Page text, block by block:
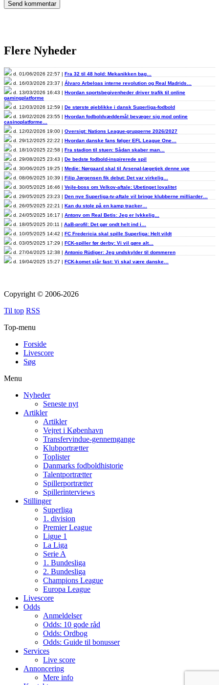
Flere Nyheder
d. 01/06/2026 22:57 | Fra 32 til 48 hold: Mekanikken bag…
d. 16/03/2026 23:37 | Álvaro Arbeloas interne revolution og Real Madrids…
d. 13/03/2026 16:43 | Hvordan sportsbegivenheder driver trafik til online
gamingplatforme
d. 12/03/2026 12:59 | De største øjeblikke i dansk Superliga-fodbold
d. 19/02/2026 23:55 | Hvordan fodboldvæddemål bevæger sig mod online
casinoplatforme…
d. 12/02/2026 19:00 | Oversigt: Nations League-grupperne 2026/2027
d. 29/12/2025 22:22 | Hvordan danske fans følger EFL League One…
d. 18/10/2025 22:58 | Fra stadion til stuen: Sådan skaber man…
d. 29/08/2025 23:43 | De bedste fodbold-inspirerede spil
d. 30/06/2025 19:25 | Medie: Nørgaard skal til Arsenal-lægetjek denne uge
d. 08/06/2025 10:39 | Filip Jørgensen fik debut: Det var virkelig…
d. 30/05/2025 16:46 | Vejle-boss om Velkov-aftale: Ubetinget loyalitet
d. 29/05/2025 23:23 | Den nye Superliga-tv-aftale vil bringe klubberne milliarder…
d. 26/05/2025 22:21 | Kan du stole på en kamp tracker…
d. 24/05/2025 16:17 | Antony om Real Betis: Jeg er lykkelig…
d. 18/05/2025 20:11 | AaB-profil: Det gør ondt helt ind i…
d. 10/05/2025 14:42 | FC Fredericia skal spille Superliga: Helt vildt
d. 03/05/2025 17:29 | FCK-spiller før derby: Vi vil gøre alt…
d. 27/04/2025 12:38 | Antonio Rüdiger: Jeg undskylder til dommeren
d. 19/04/2025 15:27 | FCK-komet slår fast: Vi skal være danske…
Copyright © 2006-2026
Til top RSS
Top-menu
Forside
Livescore
Søg
Menu
Nyheder
Seneste nyt
Artikler
Artikler
Vejret i København
Transfervindue-gennemgange
Klubportrætter
Toplister
Danmarks fodboldhistorie
Talentportrætter
Spillerportrætter
Spillerinterviews
Stillinger
Superliga
1. division
Premier League
Ligue 1
La Liga
Serie A
1. Bundesliga
2. Bundesliga
Champions League
Europa League
Livescore
Odds
Anmeldelser
Odds: 10 gode råd
Odds: Ordbog
Odds: Guide til bonusser
Services
Live score
Annoncering
Mere info